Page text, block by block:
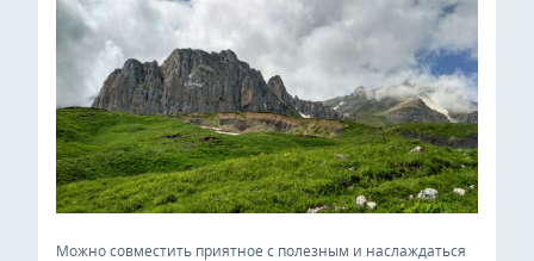
Можно совместить приятное с полезным и наслаждаться